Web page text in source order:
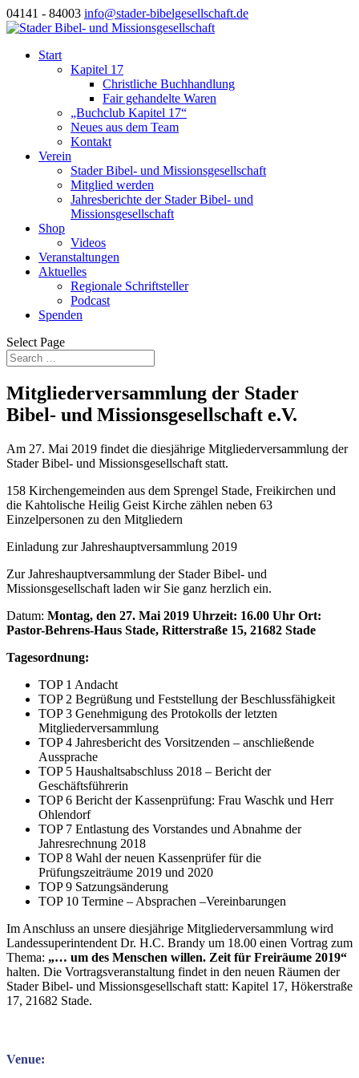
04141 - 84003 info@stader-bibelgesellschaft.de
Start
Kapitel 17
Christliche Buchhandlung
Fair gehandelte Waren
„Buchclub Kapitel 17“
Neues aus dem Team
Kontakt
Verein
Stader Bibel- und Missionsgesellschaft
Mitglied werden
Jahresberichte der Stader Bibel- und
Missionsgesellschaft
Shop
Videos
Veranstaltungen
Aktuelles
Regionale Schriftsteller
Podcast
Spenden
Select Page
Mitgliederversammlung der Stader
Bibel- und Missionsgesellschaft e.V.
Am 27. Mai 2019 findet die diesjährige Mitgliederversammlung der
Stader Bibel- und Missionsgesellschaft statt.
158 Kirchengemeinden aus dem Sprengel Stade, Freikirchen und
die Kahtolische Heilig Geist Kirche zählen neben 63
Einzelpersonen zu den Mitgliedern
Einladung zur Jahreshauptversammlung 2019
Zur Jahreshauptversammlung der Stader Bibel- und
Missionsgesellschaft laden wir Sie ganz herzlich ein.
Datum: Montag, den 27. Mai 2019 Uhrzeit: 16.00 Uhr Ort:
Pastor-Behrens-Haus Stade, Ritterstraße 15, 21682 Stade
Tagesordnung:
TOP 1 Andacht
TOP 2 Begrüßung und Feststellung der Beschlussfähigkeit
TOP 3 Genehmigung des Protokolls der letzten
Mitgliederversammlung
TOP 4 Jahresbericht des Vorsitzenden – anschließende
Aussprache
TOP 5 Haushaltsabschluss 2018 – Bericht der
Geschäftsführerin
TOP 6 Bericht der Kassenprüfung: Frau Waschk und Herr
Ohlendorf
TOP 7 Entlastung des Vorstandes und Abnahme der
Jahresrechnung 2018
TOP 8 Wahl der neuen Kassenprüfer für die
Prüfungszeiträume 2019 und 2020
TOP 9 Satzungsänderung
TOP 10 Termine – Absprachen –Vereinbarungen
Im Anschluss an unsere diesjährige Mitgliederversammlung wird
Landessuperintendent Dr. H.C. Brandy um 18.00 einen Vortrag zum
Thema: „… um des Menschen willen. Zeit für Freiräume 2019“
halten. Die Vortragsveranstaltung findet in den neuen Räumen der
Stader Bibel- und Missionsgesellschaft statt: Kapitel 17, Hökerstraße
17, 21682 Stade.
Venue: